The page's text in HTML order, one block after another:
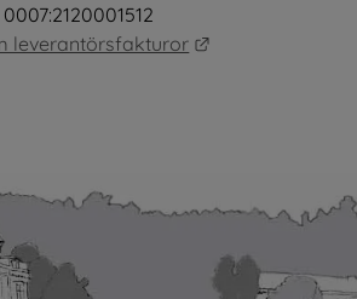
leverantörsfakturor